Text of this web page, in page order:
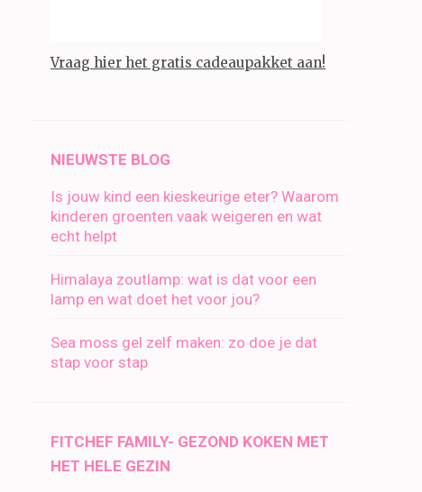
Vraag hier het gratis cadeaupakket aan!
NIEUWSTE BLOG
Is jouw kind een kieskeurige eter? Waarom
kinderen groenten vaak weigeren en wat
echt helpt
Himalaya zoutlamp: wat is dat voor een
lamp en wat doet het voor jou?
Sea moss gel zelf maken: zo doe je dat
stap voor stap
FITCHEF FAMILY- GEZOND KOKEN MET
HET HELE GEZIN